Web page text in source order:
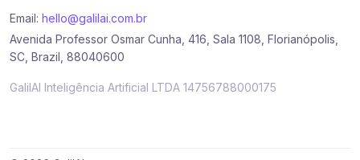
Email: hello@galilai.com.br
Avenida Professor Osmar Cunha, 416, Sala 1108, Florianópolis,
SC, Brazil, 88040600
GalilAI Inteligência Artificial LTDA 14756788000175